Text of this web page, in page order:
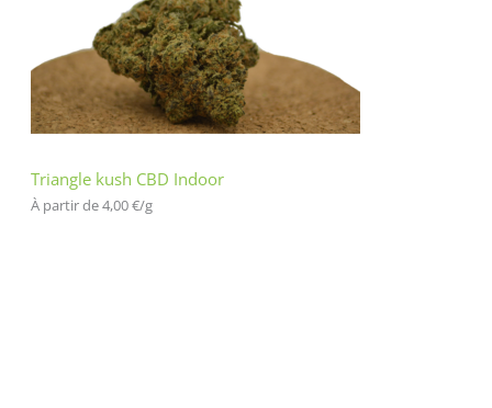
Triangle kush CBD Indoor
À partir de 4,00€/g